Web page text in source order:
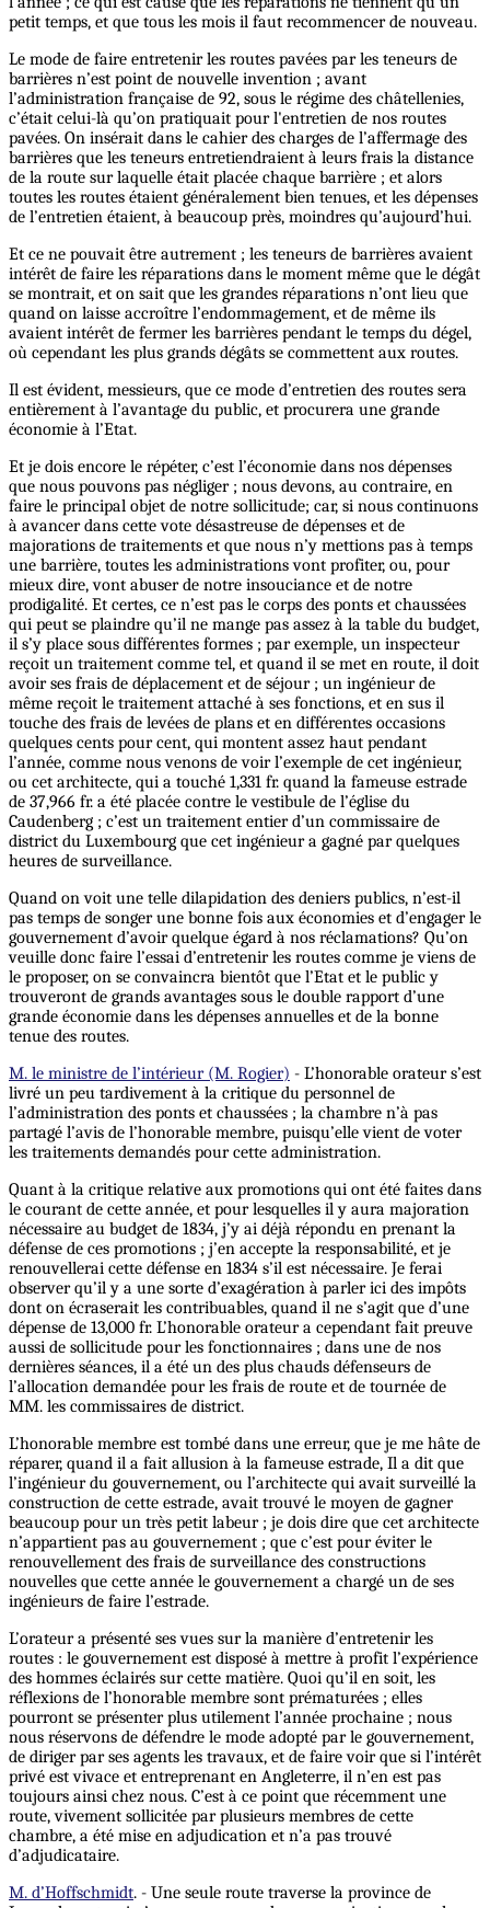
petit temps, et que tous les mois il faut recommencer de nouveau.
Le mode de faire entretenir les routes pavées par les teneurs de
barrières n’est point de nouvelle invention ; avant
l’administration française de 92, sous le régime des châtellenies,
c’était celui-là qu’on pratiquait pour l'entretien de nos routes
pavées. On insérait dans le cahier des charges de l’affermage des
barrières que les teneurs entretiendraient à leurs frais la distance
de la route sur laquelle était placée chaque barrière ; et alors
toutes les routes étaient généralement bien tenues, et les dépenses
de l’entretien étaient, à beaucoup près, moindres qu’aujourd’hui.
Et ce ne pouvait être autrement ; les teneurs de barrières avaient
intérêt de faire les réparations dans le moment même que le dégât
se montrait, et on sait que les grandes réparations n’ont lieu que
quand on laisse accroître l’endommagement, et de même ils
avaient intérêt de fermer les barrières pendant le temps du dégel,
où cependant les plus grands dégâts se commettent aux routes.
Il est évident, messieurs, que ce mode d’entretien des routes sera
entièrement à l’avantage du public, et procurera une grande
économie à l’Etat.
Et je dois encore le répéter, c’est l’économie dans nos dépenses
que nous pouvons pas négliger ; nous devons, au contraire, en
faire le principal objet de notre sollicitude; car, si nous continuons
à avancer dans cette vote désastreuse de dépenses et de
majorations de traitements et que nous n’y mettions pas à temps
une barrière, toutes les administrations vont profiter, ou, pour
mieux dire, vont abuser de notre insouciance et de notre
prodigalité. Et certes, ce n’est pas le corps des ponts et chaussées
qui peut se plaindre qu’il ne mange pas assez à la table du budget,
il s’y place sous différentes formes ; par exemple, un inspecteur
reçoit un traitement comme tel, et quand il se met en route, il doit
avoir ses frais de déplacement et de séjour ; un ingénieur de
même reçoit le traitement attaché à ses fonctions, et en sus il
touche des frais de levées de plans et en différentes occasions
quelques cents pour cent, qui montent assez haut pendant
l’année, comme nous venons de voir l’exemple de cet ingénieur,
ou cet architecte, qui a touché 1,331 fr. quand la fameuse estrade
de 37,966 fr. a été placée contre le vestibule de l’église du
Caudenberg ; c’est un traitement entier d’un commissaire de
district du Luxembourg que cet ingénieur a gagné par quelques
heures de surveillance.
Quand on voit une telle dilapidation des deniers publics, n’est-il
pas temps de songer une bonne fois aux économies et d’engager le
gouvernement d’avoir quelque égard à nos réclamations? Qu’on
veuille donc faire l’essai d’entretenir les routes comme je viens de
le proposer, on se convaincra bientôt que l’Etat et le public y
trouveront de grands avantages sous le double rapport d’une
grande économie dans les dépenses annuelles et de la bonne
tenue des routes.
M. le ministre de l’intérieur (M. Rogier) - L’honorable orateur s’est
livré un peu tardivement à la critique du personnel de
l’administration des ponts et chaussées ; la chambre n’à pas
partagé l’avis de l’honorable membre, puisqu’elle vient de voter
les traitements demandés pour cette administration.
Quant à la critique relative aux promotions qui ont été faites dans
le courant de cette année, et pour lesquelles il y aura majoration
nécessaire au budget de 1834, j’y ai déjà répondu en prenant la
défense de ces promotions ; j’en accepte la responsabilité, et je
renouvellerai cette défense en 1834 s’il est nécessaire. Je ferai
observer qu’il y a une sorte d’exagération à parler ici des impôts
dont on écraserait les contribuables, quand il ne s’agit que d’une
dépense de 13,000 fr. L’honorable orateur a cependant fait preuve
aussi de sollicitude pour les fonctionnaires ; dans une de nos
dernières séances, il a été un des plus chauds défenseurs de
l’allocation demandée pour les frais de route et de tournée de
MM. les commissaires de district.
L’honorable membre est tombé dans une erreur, que je me hâte de
réparer, quand il a fait allusion à la fameuse estrade, Il a dit que
l’ingénieur du gouvernement, ou l’architecte qui avait surveillé la
construction de cette estrade, avait trouvé le moyen de gagner
beaucoup pour un très petit labeur ; je dois dire que cet architecte
n’appartient pas au gouvernement ; que c’est pour éviter le
renouvellement des frais de surveillance des constructions
nouvelles que cette année le gouvernement a chargé un de ses
ingénieurs de faire l’estrade.
L’orateur a présenté ses vues sur la manière d’entretenir les
routes : le gouvernement est disposé à mettre à profit l’expérience
des hommes éclairés sur cette matière. Quoi qu’il en soit, les
réflexions de l’honorable membre sont prématurées ; elles
pourront se présenter plus utilement l’année prochaine ; nous
nous réservons de défendre le mode adopté par le gouvernement,
de diriger par ses agents les travaux, et de faire voir que si l’intérêt
privé est vivace et entreprenant en Angleterre, il n’en est pas
toujours ainsi chez nous. C’est à ce point que récemment une
route, vivement sollicitée par plusieurs membres de cette
chambre, a été mise en adjudication et n’a pas trouvé
d’adjudicataire.
M. d’Hoffschmidt. - Une seule route traverse la province de